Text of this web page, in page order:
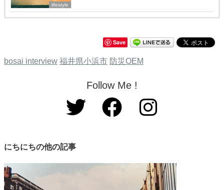
lifestyle
Save
bosai interview 福井県小浜市 防災OEM
Follow Me !
にちにちの他の記事